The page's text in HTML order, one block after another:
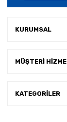
KURUMSAL
MÜŞTERİ
KATEGORİLER